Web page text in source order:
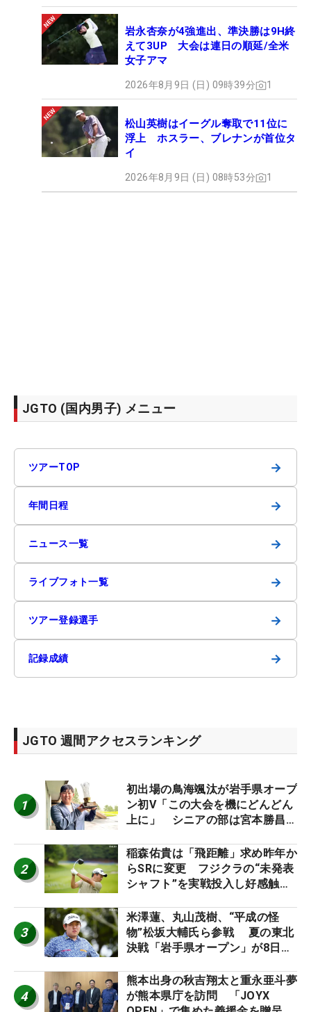
岩永杏奈が4強進出、準決勝は9H終
えて3UP 大会は連日の順延/全米
女子アマ
2026年8月9日 (日) 09時39分 1
松山英樹はイーグル奪取で11位に
浮上 ホスラー、ブレナンが首位タ
イ
2026年8月9日 (日) 08時53分 1
JGTO (国内男子) メニュー
ツアーTOP →
年間日程 →
ニュース一覧 →
ライブフォト一覧 →
ツアー登録選手 →
記録成績 →
JGTO 週間アクセスランキング
1
初出場の鳥海颯汰が岩手県オープ
ン初V「この大会を機にどんどん
上に」 シニアの部は宮本勝昌が
2
稲森佑貴は「飛距離」求め昨年か
らSRに変更 フジクラの“未発表
シャフト”を実戦投入し好感触
ーのヒトネタ！】
3
米澤蓮、丸山茂樹、“平成の怪
物”松坂大輔氏ら参戦 夏の東北
決戦「岩手県オープン」が8日開
4
熊本出身の秋吉翔太と重永亜斗夢
が熊本県庁を訪問 「JOYX